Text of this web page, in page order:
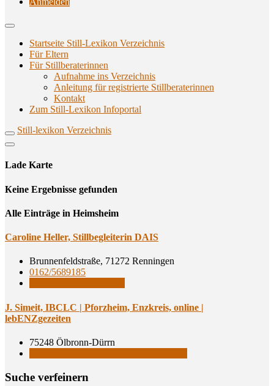
Startseite Still-Lexikon Verzeichnis
Für Eltern
Für Stillberaterinnen
Aufnahme ins Verzeichnis
Anlei­tung für regis­trier­te Stillberaterinnen
Kon­takt
Zum Still-Lexikon Infoportal
Still-lexikon Verzeichnis
Lade Karte
Кeine Ergebnisse gefunden
Alle Einträge in Heimsheim
Caro­li­ne Hel­ler, Still­be­glei­te­rin DAIS
Brunnenfeldstraße, 71272 Renningen
0162/5689185
J. Simeit, IBCLC | Pforz­heim, Enz­kreis, online |
lebENZgezeiten
75248 Ölbronn-Dürrn
Suche ver­fei­nern